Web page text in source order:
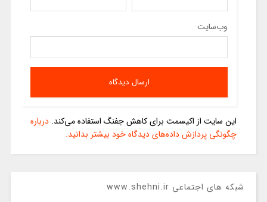
وب‌سایت
این سایت از اکیسمت برای کاهش جفنگ استفاده می‌کند. درباره
چگونگی پردازش داده‌های دیدگاه خود بیشتر بدانید.
شبکه های اجتماعی www.shehni.ir